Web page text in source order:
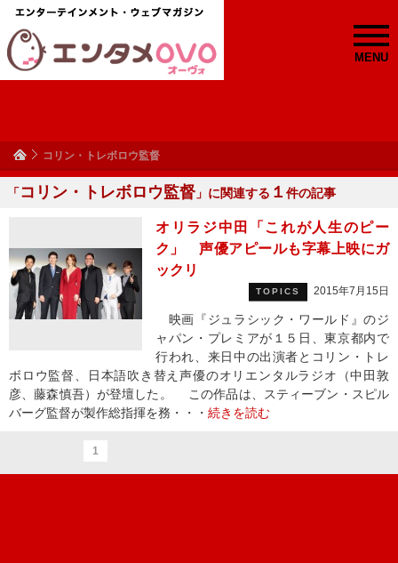
MENU
コリン・トレボロウ監督
「コリン・トレボロウ監督 」に関連する １ 件の記事
オリラジ中田「これが人生のピー
ク」 声優アピールも字幕上映にガ
ックリ
TOPICS 2015年7月15日
映画『ジュラシック・ワールド』のジ
ャパン・プレミアが１５日、東京都内で
行われ、来日中の出演者とコリン・トレ
ボロウ監督、日本語吹き替え声優のオリエンタルラジオ（中田敦
彦、藤森慎吾）が登壇した。 この作品は、スティーブン・スピル
バーグ監督が製作総指揮を務・・・ 続きを読む
1